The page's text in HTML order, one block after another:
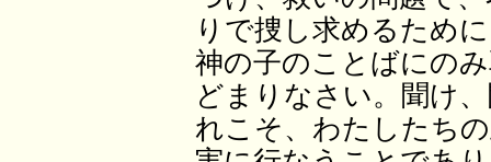
りで捜し求めるため
神の子のことばにの
どまりなさい。聞け
れこそ、わたしたち